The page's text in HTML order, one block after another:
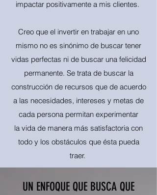
impactar positivamente a mis clientes.
Creo que el invertir en trabajar en uno
mismo no es sinónimo de buscar tener
vidas perfectas ni de buscar una felicidad
permanente. Se trata de buscar la
construcción de recursos que de acuerdo
a las necesidades, intereses y metas de
cada persona permitan experimentar
la vida de manera más satisfactoria con
todo y los obstáculos que ésta pueda
traer.
UN ENFOQUE QUE BUSCA QUE